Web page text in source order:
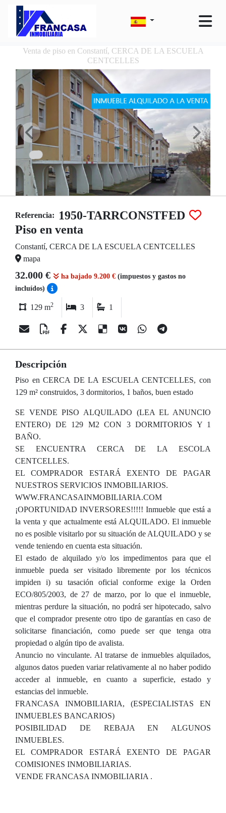
Venta de piso en Constantí, CERCA DE LA ESCUELA
CENTCELLES
Referencia:
1950-TARRCONSTFED
Piso en venta
Constantí, CERCA DE LA ESCUELA CENTCELLES
mapa
32.000 € ha bajado 9.200 € (impuestos y gastos no
incluídos)
129 m2 3 1
Descripción
Piso en CERCA DE LA ESCUELA CENTCELLES, con
129 m² construidos, 3 dormitorios, 1 baños, buen estado
SE VENDE PISO ALQUILADO (LEA EL ANUNCIO
ENTERO) DE 129 M2 CON 3 DORMITORIOS Y 1
BAÑO.
SE ENCUENTRA CERCA DE LA ESCOLA
CENTCELLES.
EL COMPRADOR ESTARÁ EXENTO DE PAGAR
NUESTROS SERVICIOS INMOBILIARIOS.
WWW.FRANCASAINMOBILIARIA.COM
¡OPORTUNIDAD INVERSORES!!!!! Inmueble que está a
la venta y que actualmente está ALQUILADO. El inmueble
no es posible visitarlo por su situación de ALQUILADO y se
vende teniendo en cuenta esta situación.
El estado de alquilado y/o los impedimentos para que el
inmueble pueda ser visitado libremente por los técnicos
impiden i) su tasación oficial conforme exige la Orden
ECO/805/2003, de 27 de marzo, por lo que el inmueble,
mientras perdure la situación, no podrá ser hipotecado, salvo
que el comprador presente otro tipo de garantías en caso de
solicitarse financiación, como puede ser que tenga otra
propiedad o algún tipo de avalista.
Anuncio no vinculante. Al tratarse de inmuebles alquilados,
algunos datos pueden variar relativamente al no haber podido
acceder al inmueble, en cuanto a superficie, estado y
estancias del inmueble.
FRANCASA INMOBILIARIA, (ESPECIALISTAS EN
INMUEBLES BANCARIOS)
POSIBILIDAD DE REBAJA EN ALGUNOS
INMUEBLES.
EL COMPRADOR ESTARÁ EXENTO DE PAGAR
COMISIONES INMOBILIARIAS.
VENDE FRANCASA INMOBILIARIA .